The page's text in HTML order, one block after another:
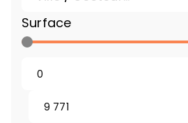
Surface